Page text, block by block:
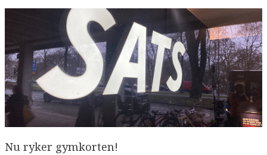
visselblåsarlagen
Nu ryker gymkorten!